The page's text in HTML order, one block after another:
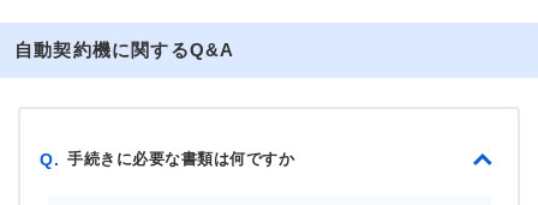
自動契約機に関するQ&A
Q. 手続きに必要な書類は何ですか